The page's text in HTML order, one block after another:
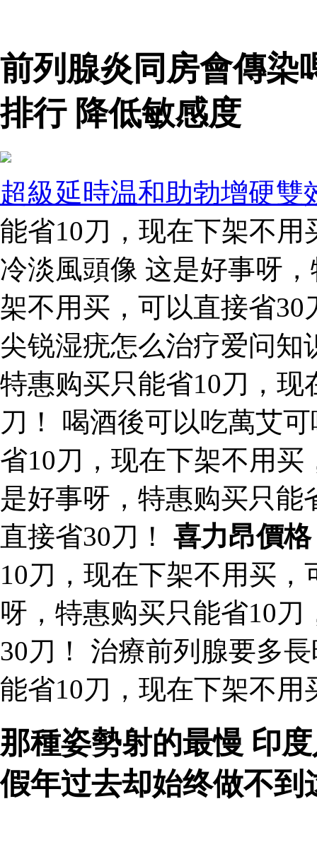
前列腺炎同房會傳染
排行 降低敏感度
超級延時温和助勃增硬雙
能省10刀，现在下架不
冷淡風頭像 这是好事呀
架不用买，可以直接省30
尖锐湿疣怎么治疗爱问知
特惠购买只能省10刀，
刀！ 喝酒後可以吃萬艾
省10刀，现在下架不用
是好事呀，特惠购买只能
直接省30刀！ 喜力昂價格
10刀，现在下架不用买
呀，特惠购买只能省10
30刀！ 治療前列腺要多
能省10刀，现在下架不用
那種姿勢射的最慢 印
假年过去却始终做不到